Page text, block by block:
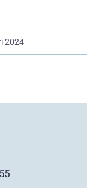
2024